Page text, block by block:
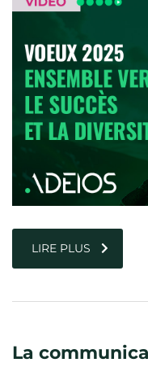
LIRE PLUS
La